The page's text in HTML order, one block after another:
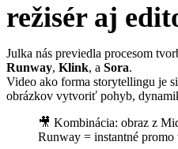
režisér aj
Julka nás previedla procesom
Runway, Klink, a Sora.
Video ako forma storytellingu je
obrázkov vytvoriť pohyb,
🎥 Kombinácia: obraz z
Runway = instantné promo